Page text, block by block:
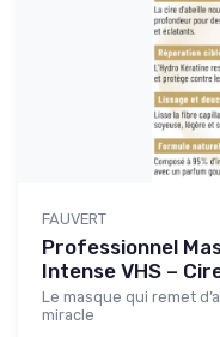
FAUVERT
Professionnel
Intense VHS – Cire
Le masque qui remet
miracle